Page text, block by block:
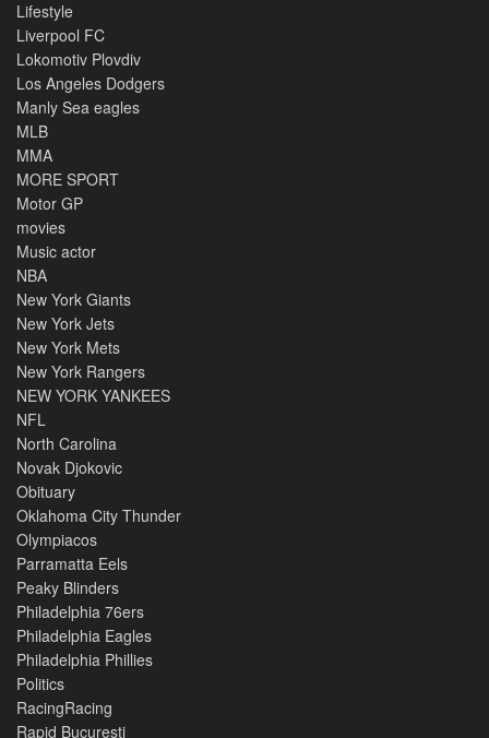
Lifestyle
Liverpool FC
Lokomotiv Plovdiv
Los Angeles Dodgers
Manly Sea eagles
MLB
MMA
MORE SPORT
Motor GP
movies
Music actor
NBA
New York Giants
New York Jets
New York Mets
New York Rangers
NEW YORK YANKEES
NFL
North Carolina
Novak Djokovic
Obituary
Oklahoma City Thunder
Olympiacos
Parramatta Eels
Peaky Blinders
Philadelphia 76ers
Philadelphia Eagles
Philadelphia Phillies
Politics
RacingRacing
Rapid Bucuresti